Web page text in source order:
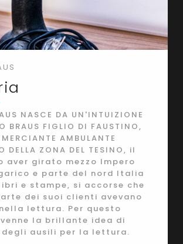
NASCE DA UN'INTUIZIONE
BRAUS FIGLIO DI FAUSTINO,
AMBULANTE
DELLA ZONA DEL TESINO, il
aver girato mezzo Impero
e parte del nord Italia
e stampe, si accorse che
dei suoi clienti avevano
lettura. Per questo
la brillante idea di
ausili per la lettura.